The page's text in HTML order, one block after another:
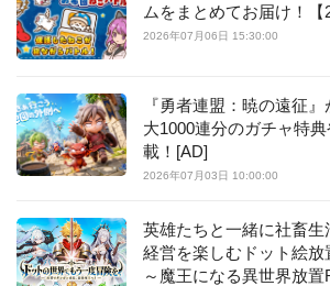
ムをまとめてお届け！【
2026年07月06日 15:30:00
『勇者連盟：暁の遠征
大1000連分のガチャ特
載！[AD]
2026年07月03日 10:00:00
英雄たちと一緒に社畜生
経営を楽しむドット絵放
～魔王になる異世界放